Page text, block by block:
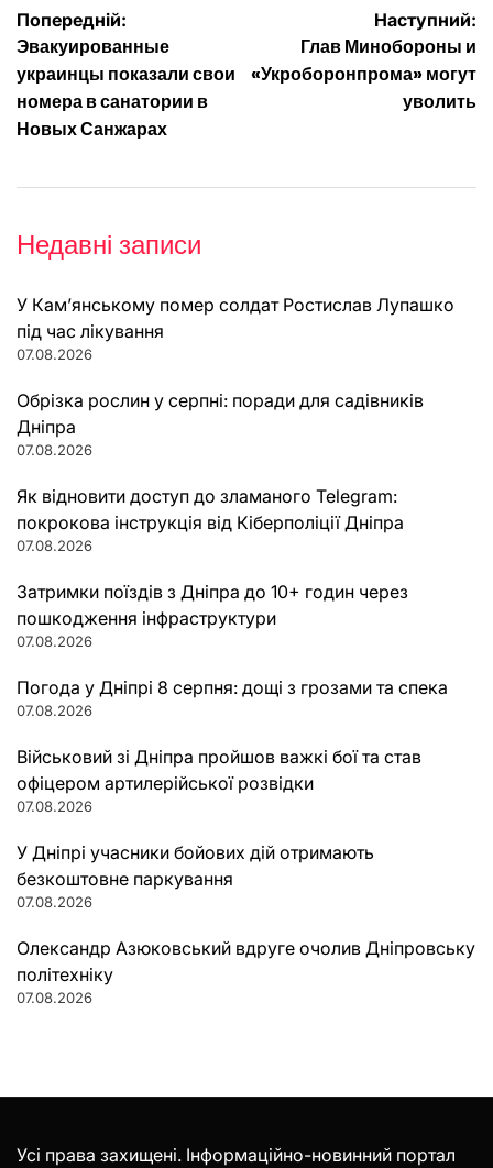
Навігація
записів
Попередній:
Эвакуированные
украинцы показали свои
номера в санатории в
Новых Санжарах
Наступний:
Глав Минобороны и
«Укроборонпрома» могут
уволить
Недавні записи
У Кам’янському помер солдат Ростислав Лупашко
під час лікування
07.08.2026
Обрізка рослин у серпні: поради для садівників
Дніпра
07.08.2026
Як відновити доступ до зламаного Telegram:
покрокова інструкція від Кіберполіції Дніпра
07.08.2026
Затримки поїздів з Дніпра до 10+ годин через
пошкодження інфраструктури
07.08.2026
Погода у Дніпрі 8 серпня: дощі з грозами та спека
07.08.2026
Військовий зі Дніпра пройшов важкі бої та став
офіцером артилерійської розвідки
07.08.2026
У Дніпрі учасники бойових дій отримають
безкоштовне паркування
07.08.2026
Олександр Азюковський вдруге очолив Дніпровську
політехніку
07.08.2026
Усі права захищені. Інформаційно-новинний портал